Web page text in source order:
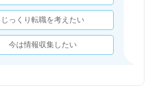
じっくり転職を考えたい
今は情報収集したい